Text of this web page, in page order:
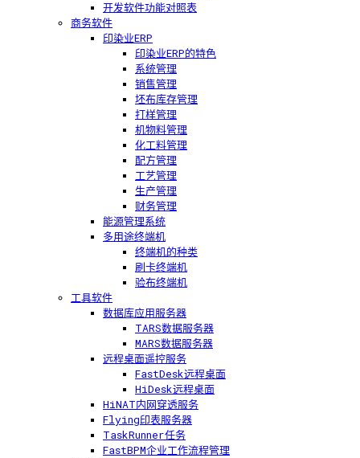
开发软件功能对照表
商务软件
印染业ERP
印染业ERP的特色
系统管理
销售管理
坯布库存管理
打样管理
机物料管理
化工料管理
配方管理
工艺管理
生产管理
财务管理
能源管理系统
多用途终端机
终端机的种类
刷卡终端机
验布终端机
工具软件
数据库应用服务器
TARS数据服务器
MARS数据服务器
远程桌面遥控服务
FastDesk远程桌面
HiDesk远程桌面
HiNAT内网穿透服务
Flying印表服务器
TaskRunner任务
FastBPM企业工作流程管理